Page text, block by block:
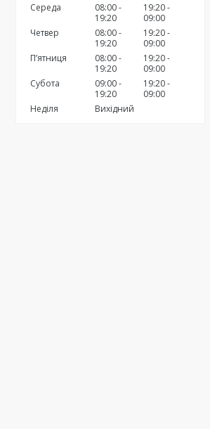
Середа
08:00
19:20
19:20
09:00
Четвер
08:00
19:20
19:20
09:00
Пʼятниця
08:00
19:20
19:20
09:00
Субота
09:00
19:20
19:20
09:00
Неділя
Вихідний